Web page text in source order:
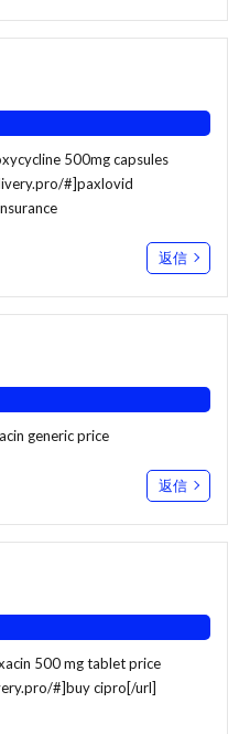
500mg capsules
#]paxlovid
返信
generic price
返信
500 mg tablet price
#]buy cipro[/url]